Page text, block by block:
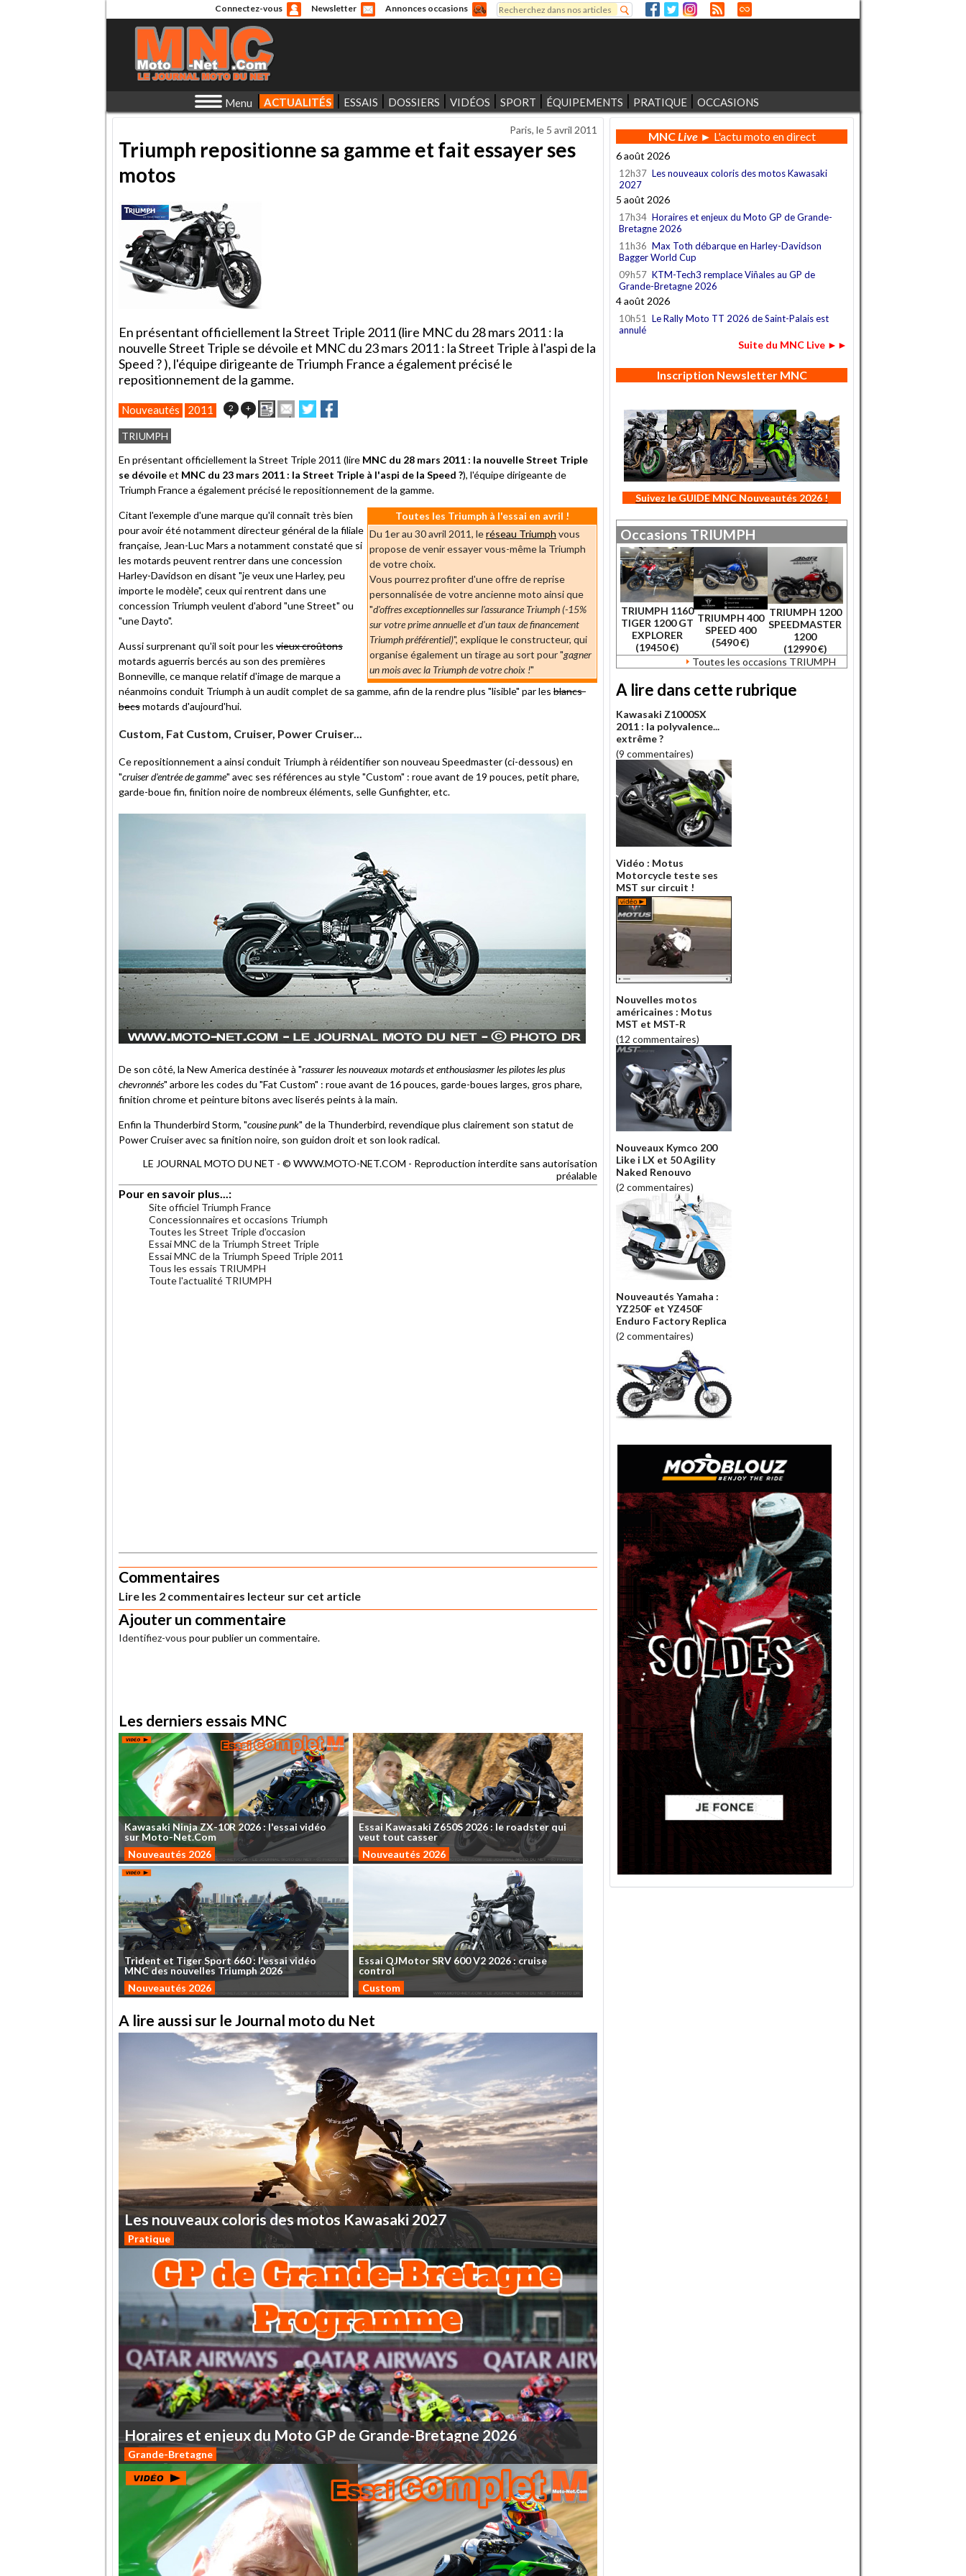
Connectez-vous Newsletter Annonces occasions
Formulaire de recherche
Rechercher
Menu ACTUALITÉS ESSAIS DOSSIERS VIDÉOS SPORT ÉQUIPEMENTS PRATIQUE OCCASIONS
Paris, le 5 avril 2011
Triumph repositionne sa gamme et fait essayer ses
motos
En présentant officiellement la Street Triple 2011 (lire MNC du 28 mars 2011 : la
nouvelle Street Triple se dévoile et MNC du 23 mars 2011 : la Street Triple à l'aspi de la
Speed ? ), l'équipe dirigeante de Triumph France a également précisé le
repositionnement de la gamme.
Nouveautés 2011 2 + ImprimerEnvoyer
cet
un
ami
Partager
sur
sur
TRIUMPH
En présentant officiellement la Street Triple 2011 (lire MNC du 28 mars 2011 : la nouvelle Street Triple
se dévoileet MNC du 23 mars 2011 : la Street Triple à l'aspi de la Speed ?), l'équipe dirigeante de
Triumph France a également précisé le repositionnement de la gamme.
Toutes les Triumph à l'essai en avril !
Du 1er au 30 avril 2011, leréseau Triumph vous
propose de venir essayer vous-même la Triumph
de votre choix.
Vous pourrez profiter d'une offre de reprise
personnalisée de votre ancienne moto ainsi que
"d'offres exceptionnelles sur l'assurance Triumph (-15%
sur votre prime annuelle et d'un taux de financement
Triumph préférentiel)", explique le constructeur, qui
organise également un tirage au sort pour "gagner
un mois avec la Triumph de votre choix !"
Citant l'exemple d'une marque qu'il connaît très bien
pour avoir été notamment directeur général de la filiale
française, Jean-Luc Mars a notamment constaté que si
les motards peuvent rentrer dans une concession
Harley-Davidson en disant "je veux une Harley, peu
importe le modèle", ceux qui rentrent dans une
concession Triumph veulent d'abord "une Street" ou
"une Dayto".
Aussi surprenant qu'il soit pour les vieux croûtons
motards aguerris bercés au son des premières
Bonneville, ce manque relatif d'image de marque a
néanmoins conduit Triumph à un audit complet de sa gamme, afin de la rendre plus "lisible" par les blancs-
becsmotards d'aujourd'hui.
Custom, Fat Custom, Cruiser, Power Cruiser...
Ce repositionnement a ainsi conduit Triumph à réidentifier son nouveau Speedmaster (ci-dessous) en
"cruiser d'entrée de gamme" avec ses références au style "Custom" : roue avant de 19 pouces, petit phare,
garde-boue fin, finition noire de nombreux éléments, selle Gunfighter, etc.
De son côté, la New America destinée à "rassurer les nouveaux motards et enthousiasmer les pilotes les plus
chevronnés" arbore les codes du "Fat Custom" : roue avant de 16 pouces, garde-boues larges, gros phare,
finition chrome et peinture bitons avec liserés peints à la main.
Enfin la Thunderbird Storm, "cousine punk" de la Thunderbird, revendique plus clairement son statut de
Power Cruiser avec sa finition noire, son guidon droit et son look radical.
LE JOURNAL MOTO DU NET - © WWW.MOTO-NET.COM - Reproduction interdite sans autorisation
préalable
Pour en savoir plus...:
Site officiel Triumph France
Concessionnaires et occasions Triumph
Toutes les Street Triple d'occasion
Essai MNC de la Triumph Street Triple
Essai MNC de la Triumph Speed Triple 2011
Tous les essais TRIUMPH
Toute l'actualité TRIUMPH
Commentaires
Lire les 2 commentaires lecteur sur cet article
Ajouter un commentaire
Identifiez-vous pour publier un commentaire.
Les derniers essais MNC
Kawasaki NinjaZX-10R 2026 : l'essai vidéo
sur Moto-Net.Com
Nouveautés 2026
Essai Kawasaki Z650S2026: le roadster qui
veut tout casser
Nouveautés 2026
Trident et TigerSport 660: l'essaividéo
MNCdesnouvelles Triumph2026
Nouveautés 2026
Essai QJMotorSRV 600V2 2026: cruise
control
Custom
A lire aussi sur le Journal moto du Net
Lesnouveauxcoloris desmotos Kawasaki 2027
Pratique
Horaires et enjeux du Moto GP de Grande-Bretagne 2026
Grande-Bretagne
MNCLive► L'actu moto en direct
6 août 2026
12h37 Les nouveaux coloris des motos Kawasaki
2027
5 août 2026
17h34 Horaires et enjeux du Moto GP de Grande-
Bretagne 2026
11h36 Max Toth débarque en Harley-Davidson
Bagger World Cup
09h57 KTM-Tech3 remplace Viñales au GP de
Grande-Bretagne 2026
4 août 2026
10h51
Le Rally Moto TT 2026 de Saint-Palais est
annulé
Suite du MNC Live ►►
Inscription Newsletter MNC
Suivez le GUIDE MNC Nouveautés 2026 !
Occasions TRIUMPH
TRIUMPH 1160
TIGER 1200 GT
EXPLORER
(19450 €)
TRIUMPH 400
SPEED 400
(5490 €)
TRIUMPH 1200
SPEEDMASTER
1200
(12990 €)
Toutes les occasions TRIUMPH
A lire dans cette rubrique
Kawasaki Z1000SX
2011 : la polyvalence...
extrême ?
(9 commentaires)
Vidéo : Motus
Motorcycle teste ses
MST sur circuit !
Nouvelles motos
américaines : Motus
MST et MST-R
(12 commentaires)
Nouveaux Kymco 200
Like i LX et 50 Agility
Naked Renouvo
(2 commentaires)
Nouveautés Yamaha :
YZ250F et YZ450F
Enduro Factory Replica
(2 commentaires)